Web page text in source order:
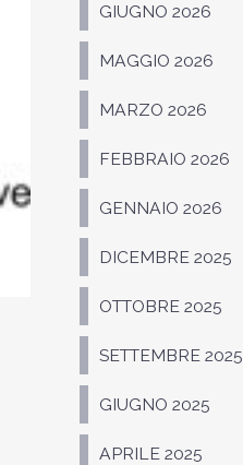
GIUGNO 2026
MAGGIO 2026
MARZO 2026
FEBBRAIO 2026
GENNAIO 2026
DICEMBRE 2025
OTTOBRE 2025
SETTEMBRE 2025
GIUGNO 2025
APRILE 2025